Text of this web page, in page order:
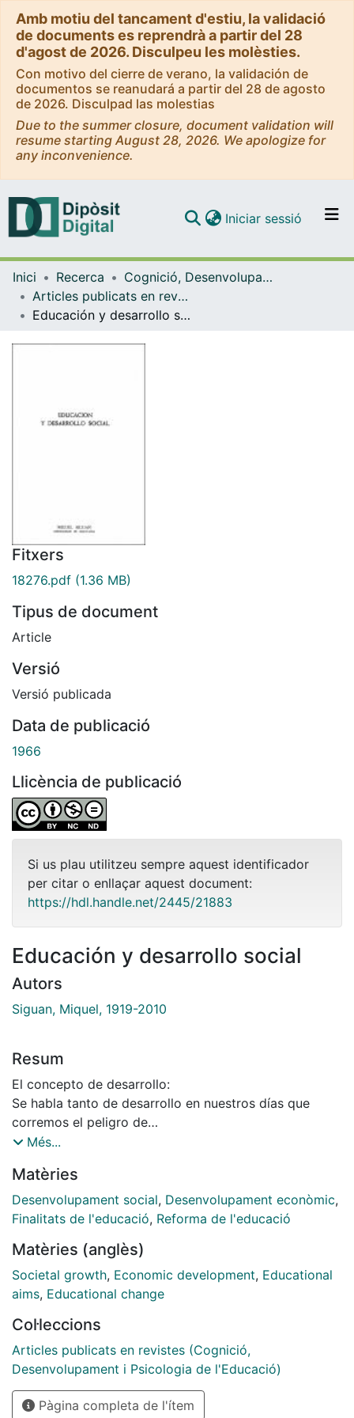
Amb motiu del tancament d'estiu, la validació
de documents es reprendrà a partir del 28
d'agost de 2026. Disculpeu les molèsties.
Con motivo del cierre de verano, la validación de
documentos se reanudará a partir del 28 de agosto
de 2026. Disculpad las molestias
Due to the summer closure, document validation will
resume starting August 28, 2026. We apologize for
any inconvenience.
Navega per tot el DD
Iniciar sessió (current)
Inici Recerca
Cognició, Desenvolupament i Psicologia de l'Educació
Articles publicats en revistes (Cognició, Desenvolupament i Psicologia de l'Educació)
Educación y desarrollo social
Fitxers
18276.pdf (1.36 MB)
Tipus de document
Article
Versió
Versió publicada
Data de publicació
1966
Llicència de publicació
Si us plau utilitzeu sempre aquest identificador
per citar o enllaçar aquest document:
https://hdl.handle.net/2445/21883
Educación y desarrollo social
Autors
Siguan, Miquel, 1919-2010
Resum
El concepto de desarrollo:
Se habla tanto de desarrollo en nuestros días que
corremos el peligro de
convertirlo en una palabra hueca de sentido, como
demasiado. Pero el abuso verbal no puede hacemos
olvidar el hecho de que el desarrollo es uno de los
conceptos clave de nuestro tiempo, y el principal
Reducido a sus líneas esenciales el concepto de
desarrollo puede resumirse en tres puntos:
1. La humanidad está destinada a progresar hacia un
el hombre pueda realizar más plenamente sus
posibilidades, posibilidades
abiertas a todos los hombres en el marco de una
sociedad más libre y más
justa. Es la vieja idea europea de progreso,
Més...
Matèries
Desenvolupament social, Desenvolupament econòmic,
Finalitats de l'educació, Reforma de l'educació
Matèries (anglès)
Societal growth, Economic development, Educational
aims, Educational change
Col·leccions
Articles publicats en revistes (Cognició,
Desenvolupament i Psicologia de l'Educació)
Pàgina completa de l'ítem